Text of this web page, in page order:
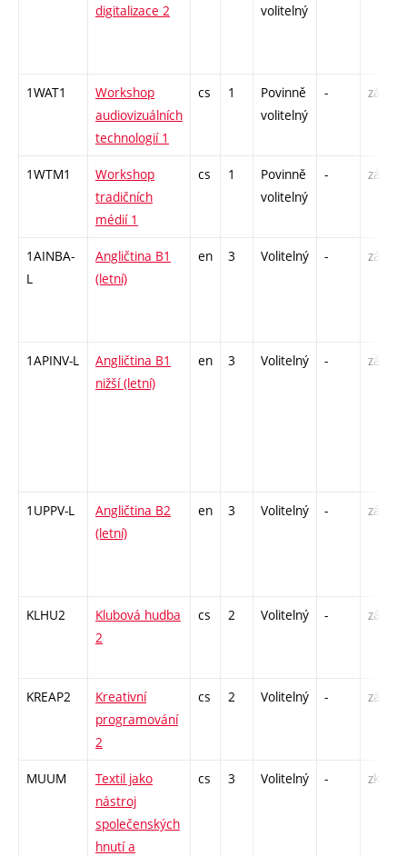
digitalizace 2
volitelný
1WAT1
Workshop
audiovizuálních
technologií 1
cs 1
Povinně
volitelný
- zá
1WTM1
Workshop
tradičních
médií 1
cs 1
Povinně
volitelný
- zá
1AINBA-
L
Angličtina B1
(letní)
en 3 Volitelný - zá,zk
1APINV-L
Angličtina B1
nižší (letní)
en 3 Volitelný - zá
1UPPV-L
Angličtina B2
(letní)
en 3 Volitelný - zá,zk
KLHU2
Klubová hudba
2
cs 2 Volitelný - zá
KREAP2
Kreativní
programování
2
cs 2 Volitelný - zá
MUUM
Textil jako
nástroj
společenských
hnutí a
cs 3 Volitelný - zk